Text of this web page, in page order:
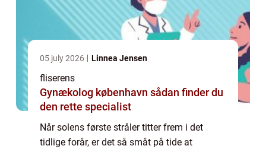
05 july 2026 Linnea Jensen
fliserens
Gynækolog københavn sådan finder du
den rette specialist
Når solens første stråler titter frem i det
tidlige forår, er det så småt på tide at